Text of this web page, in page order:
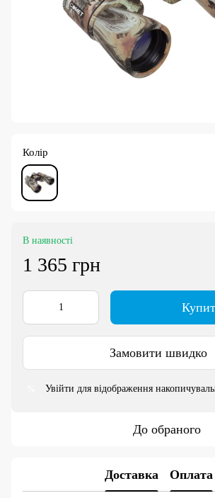
Колір
В наявності
1 365 грн
Замовити швидко
Увійти для відображення
До обраного
Доставка Оплата